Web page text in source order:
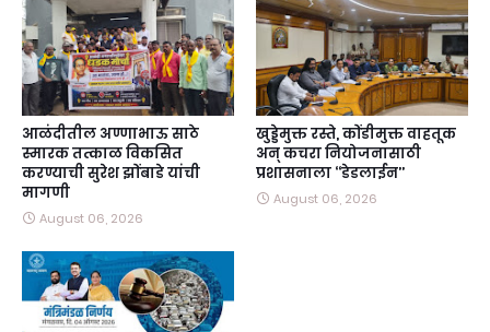
आळंदीतील अण्णाभाऊ साठे
स्मारक तत्काळ विकसित
करण्याची सुरेश झोंबाडे यांची
मागणी
August 06, 2026
खुड्डेमुक्त रस्ते, कोंडीमुक्त वाहतूक
अन्‌ कचरा नियोजनासाठी
प्रशासनाला ‘‘डेडलाईन’’
August 06, 2026